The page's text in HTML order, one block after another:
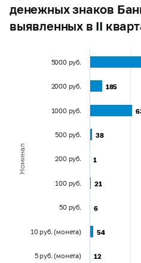
денежных знаков
выявленных в II
Номинал
185
185
38
38
1
1
21
21
6
6
54
54
12
12
5000 руб.
2000 руб.
1000 руб.
500 руб.
200 руб.
100 руб.
50 руб.
10 руб. (монета)
5 руб. (монета)